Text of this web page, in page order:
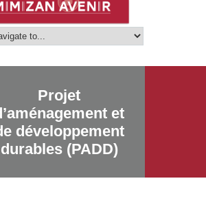
Projet
et
développement
durables (PADD)